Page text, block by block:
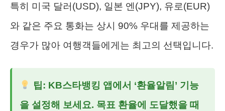
특히 미국 달러(USD), 일본 엔(JPY), 유로(EUR)
와 같은 주요 통화는 상시 90% 우대를 제공하는
경우가 많아 여행객들에게는 최고의 선택입니다.
팁: KB스타뱅킹 앱에서 ‘환율알림’ 기능
을 설정해 보세요. 목표 환율에 도달했을 때